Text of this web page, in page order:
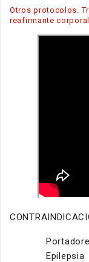
Otros protocolos.
reafirmante corporal.
Epilepsia